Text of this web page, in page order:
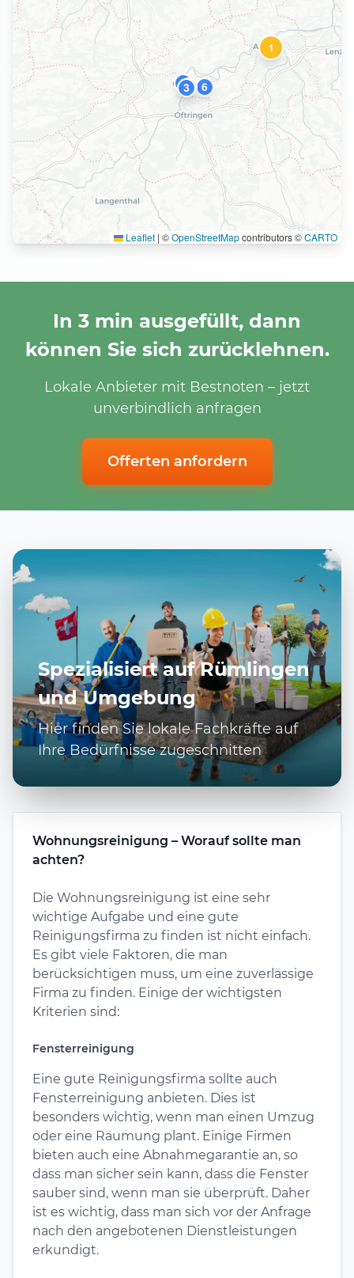
1
3
5 6
10
Leaflet | ©OpenStreetMapcontributors ©CARTO
In 3 min ausgefüllt, dann
können Sie sich zurücklehnen.
Lokale Anbieter mit Bestnoten – jetzt
unverbindlich anfragen
Offerten anfordern
Spezialisiert auf Rümlingen
und Umgebung
Hier finden Sie lokale Fachkräfte auf
Ihre Bedürfnisse zugeschnitten
Wohnungsreinigung – Worauf sollte man
achten?
Die Wohnungsreinigung ist eine sehr
wichtige Aufgabe und eine gute
Reinigungsfirma zu finden ist nicht einfach.
Es gibt viele Faktoren, die man
berücksichtigen muss, um eine zuverlässige
Firma zu finden. Einige der wichtigsten
Kriterien sind:
Fensterreinigung
Eine gute Reinigungsfirma sollte auch
Fensterreinigung anbieten. Dies ist
besonders wichtig, wenn man einen Umzug
oder eine Räumung plant. Einige Firmen
bieten auch eine Abnahmegarantie an, so
dass man sicher sein kann, dass die Fenster
sauber sind, wenn man sie überprüft. Daher
ist es wichtig, dass man sich vor der Anfrage
nach den angebotenen Dienstleistungen
erkundigt.